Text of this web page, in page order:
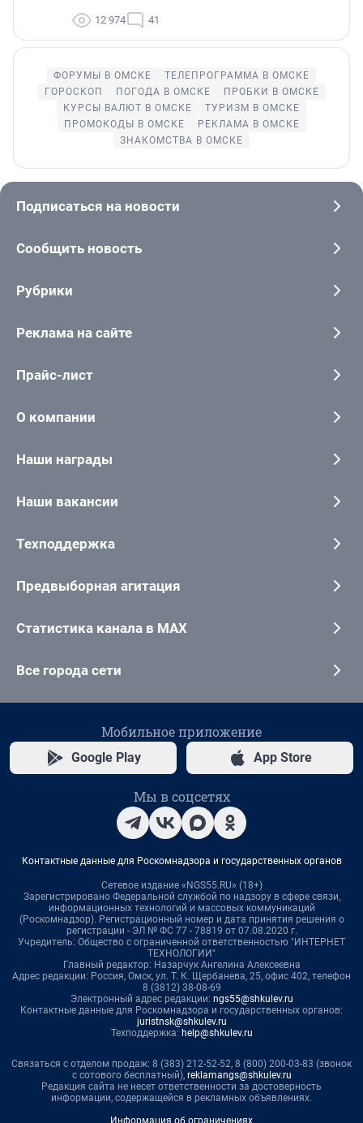
12 974 41
ФОРУМЫ В ОМСКЕ
ТЕЛЕПРОГРАММА В ОМСКЕ
ГОРОСКОП
ПОГОДА В ОМСКЕ
ПРОБКИ В ОМСКЕ
КУРСЫ ВАЛЮТ В ОМСКЕ
ТУРИЗМ В ОМСКЕ
ПРОМОКОДЫ В ОМСКЕ
РЕКЛАМА В ОМСКЕ
ЗНАКОМСТВА В ОМСКЕ
Подписаться на новости
Сообщить новость
Рубрики
Реклама на сайте
Прайс-лист
О компании
Наши награды
Наши вакансии
Техподдержка
Предвыборная агитация
Статистика канала в MAX
Все города сети
Мобильное приложение
Google Play App Store
Мы в соцсетях
Контактные данные для Роскомнадзора и государственных органов
Сетевое издание «NGS55.RU» (18+)
Зарегистрировано Федеральной службой по надзору в сфере связи,
информационных технологий и массовых коммуникаций
(Роскомнадзор). Регистрационный номер и дата принятия решения о
регистрации - ЭЛ № ФС 77 - 78819 от 07.08.2020 г.
Учредитель: Общество с ограниченной ответственностью "ИНТЕРНЕТ
ТЕХНОЛОГИИ"
Главный редактор: Назарчук Ангелина Алексеевна
Адрес редакции: Россия, Омск, ул. Т. К. Щербанева, 25, офис 402, телефон
8 (3812) 38-08-69
Электронный адрес редакции: ngs55@shkulev.ru
Контактные данные для Роскомнадзора и государственных органов:
juristnsk@shkulev.ru
Техподдержка: help@shkulev.ru
Связаться с отделом продаж: 8 (383) 212-52-52, 8 (800) 200-03-83 (звонок
с сотового бесплатный), reklamangs@shkulev.ru
Редакция сайта не несет ответственности за достоверность
информации, содержащейся в рекламных объявлениях.